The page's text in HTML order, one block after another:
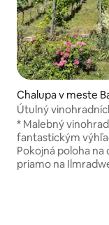
Chalupa v meste
Útulný
fantastickým
* Malebný
fantastickým
Pokojná poloha na
priamo na Ilmradweg * Kúpeľný